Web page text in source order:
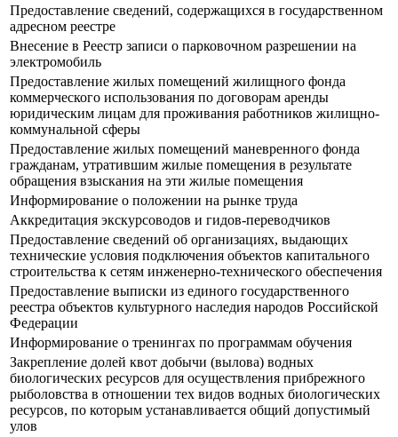
Предоставление сведений, содержащихся в государственном
адресном реестре
Внесение в Реестр записи о парковочном разрешении на
электромобиль
Предоставление жилых помещений жилищного фонда
коммерческого использования по договорам аренды
юридическим лицам для проживания работников жилищно-
коммунальной сферы
Предоставление жилых помещений маневренного фонда
гражданам, утратившим жилые помещения в результате
обращения взыскания на эти жилые помещения
Информирование о положении на рынке труда
Аккредитация экскурсоводов и гидов-переводчиков
Предоставление сведений об организациях, выдающих
технические условия подключения объектов капитального
строительства к сетям инженерно-технического обеспечения
Предоставление выписки из единого государственного
реестра объектов культурного наследия народов Российской
Федерации
Информирование о тренингах по программам обучения
Закрепление долей квот добычи (вылова) водных
биологических ресурсов для осуществления прибрежного
рыболовства в отношении тех видов водных биологических
ресурсов, по которым устанавливается общий допустимый
улов